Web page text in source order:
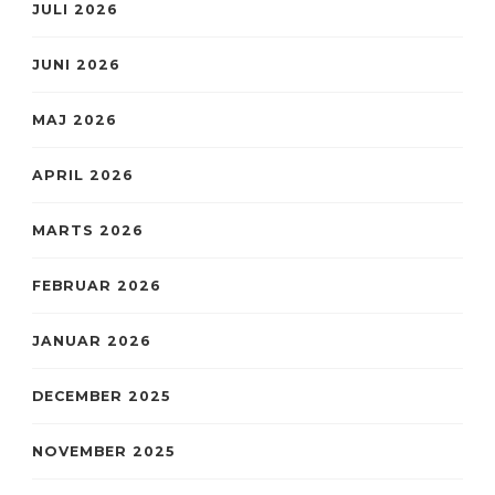
JULI 2026
JUNI 2026
MAJ 2026
APRIL 2026
MARTS 2026
FEBRUAR 2026
JANUAR 2026
DECEMBER 2025
NOVEMBER 2025